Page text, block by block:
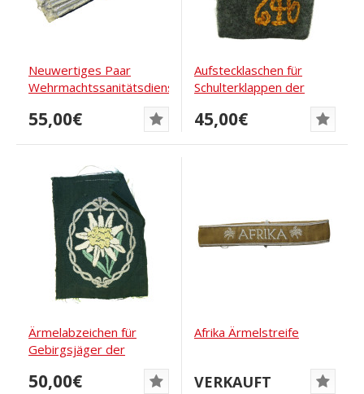
Neuwertiges Paar
Wehrmachtssanitätsdienst-
55,00€
Aufstecklaschen für
Schulterklappen der
45,00€
Ärmelabzeichen für
Gebirgsjäger der
deutschen Wehrmacht....
50,00€
Afrika Ärmelstreife
VERKAUFT